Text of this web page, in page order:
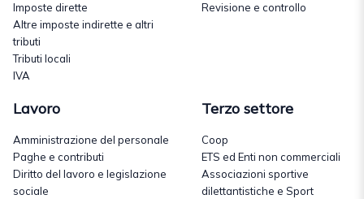
Imposte dirette
Altre imposte indirette e altri
tributi
Tributi locali
IVA
Revisione e controllo
Lavoro
Amministrazione del personale
Paghe e contributi
Diritto del lavoro e legislazione
sociale
Terzo settore
Coop
ETS ed Enti non commerciali
Associazioni sportive
dilettantistiche e Sport